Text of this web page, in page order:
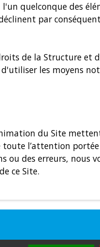
quelconque des
par
de la Structure et
les moyens
du Site
l’attention
ou des erreurs, nous
ce Site.